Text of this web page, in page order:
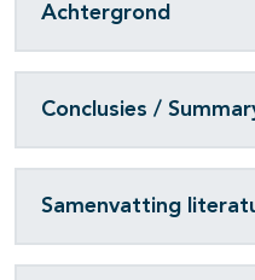
Achtergrond
Conclusies /
Samenvatting